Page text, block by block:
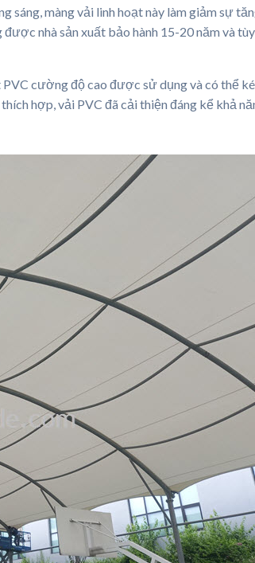
sáng, màng vải linh hoạt này làm giảm sự
nhà sản xuất bảo hành 15-20 năm và
cường độ cao được sử dụng và có thể
hợp, vải PVC đã cải thiện đáng kể khả